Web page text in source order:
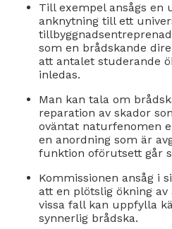
Till exempel ansågs en
anknytning till ett
som en brådskande
att antalet studerande
inledas.
Man kan tala om
reparation av skador
oväntat naturfenomen
en anordning som är
funktion oförutsett går
Kommissionen ansåg i
att en plötslig ökning av
vissa fall kan uppfylla
synnerlig brådska.